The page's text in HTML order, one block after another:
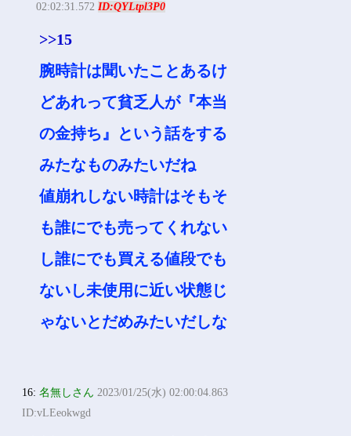
02:02:31.572ID:QYLtpl3P0
>>15
腕時計は聞いたことあるけ
どあれって貧乏人が『本当
の金持ち』という話をする
みたなものみたいだね
値崩れしない時計はそもそ
も誰にでも売ってくれない
し誰にでも買える値段でも
ないし未使用に近い状態じ
ゃないとだめみたいだしな
16:名無しさん 2023/01/25(水) 02:00:04.863
ID:vLEeokwgd